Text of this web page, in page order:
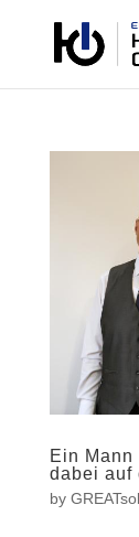
Ein
dabei auf
by